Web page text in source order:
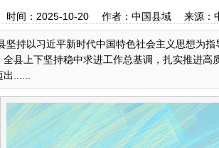
时间：2025-10-20 作者：中国县域 来源：
坚持以习近平新时代中国特色社会主义思想为
县上下坚持稳中求进工作总基调，扎实推进
......